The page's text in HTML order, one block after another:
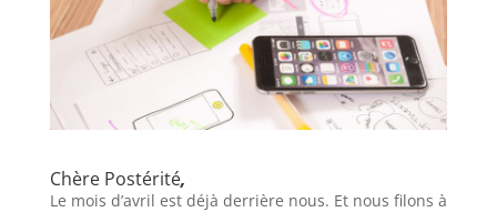
Chère Postérité,
Le mois d’avril est déjà derrière nous. Et nous filons à